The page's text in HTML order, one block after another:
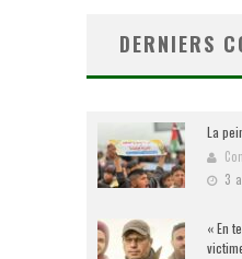
DERNIERS
La
3
« En